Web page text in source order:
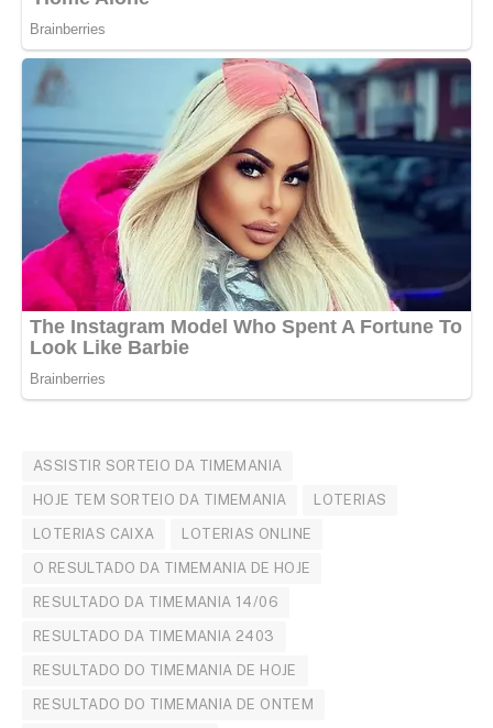
ASSISTIR SORTEIO DA TIMEMANIA
HOJE TEM SORTEIO DA TIMEMANIA LOTERIAS
LOTERIAS CAIXA LOTERIAS ONLINE
O RESULTADO DA TIMEMANIA DE HOJE
RESULTADO DA TIMEMANIA 14/06
RESULTADO DA TIMEMANIA 2403
RESULTADO DO TIMEMANIA DE HOJE
RESULTADO DO TIMEMANIA DE ONTEM